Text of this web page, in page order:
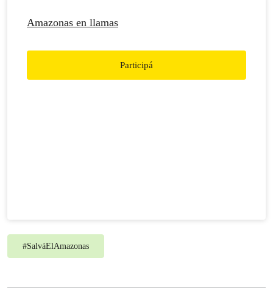
Amazonas en llamas
Participá
#SalváElAmazonas